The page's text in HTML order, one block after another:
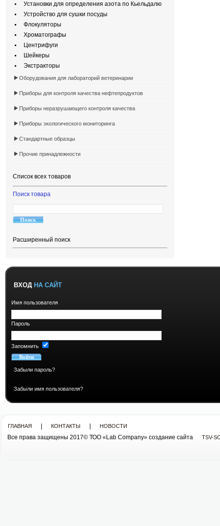
Установки для определения азота по Кьельдалю
Устройство для сушки посуды
Флокуляторы
Хроматографы
Центрифуги
Шейкеры
Экстракторы
Оборудования для лабораторий ветеринарии
Приборы для контроля качества нефтепродуктов
Приборы неразрушающего контроля качества
Приборы экологического мониторинга
Стандартные образцы
Прочие принадлежности
Список всех товаров
Поиск товара
Расширенный поиск
ВХОД НА САЙТ
Имя пользователя
Пароль
Запомнить
Забыли пароль?
Забыли имя пользователя?
ГЛАВНАЯ КОНТАКТЫ НОВОСТИ
Все права защищены 2017© ТОО «Lab Company» cоздание сайта TSV-